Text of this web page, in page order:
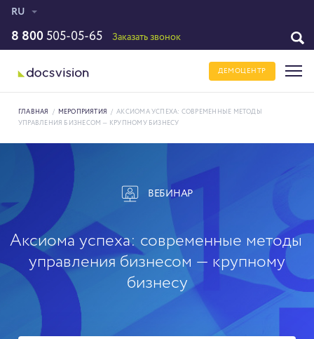
RU
8 800 505-05-65 Заказать звонок
ДЕМОЦЕНТР
ГЛАВНАЯ / МЕРОПРИЯТИЯ / АКСИОМА УСПЕХА: СОВРЕМЕННЫЕ МЕТОДЫ
УПРАВЛЕНИЯ БИЗНЕСОМ — КРУПНОМУ БИЗНЕСУ
ВЕБИНАР
Аксиома успеха: современные методы
управления бизнесом — крупному
бизнесу